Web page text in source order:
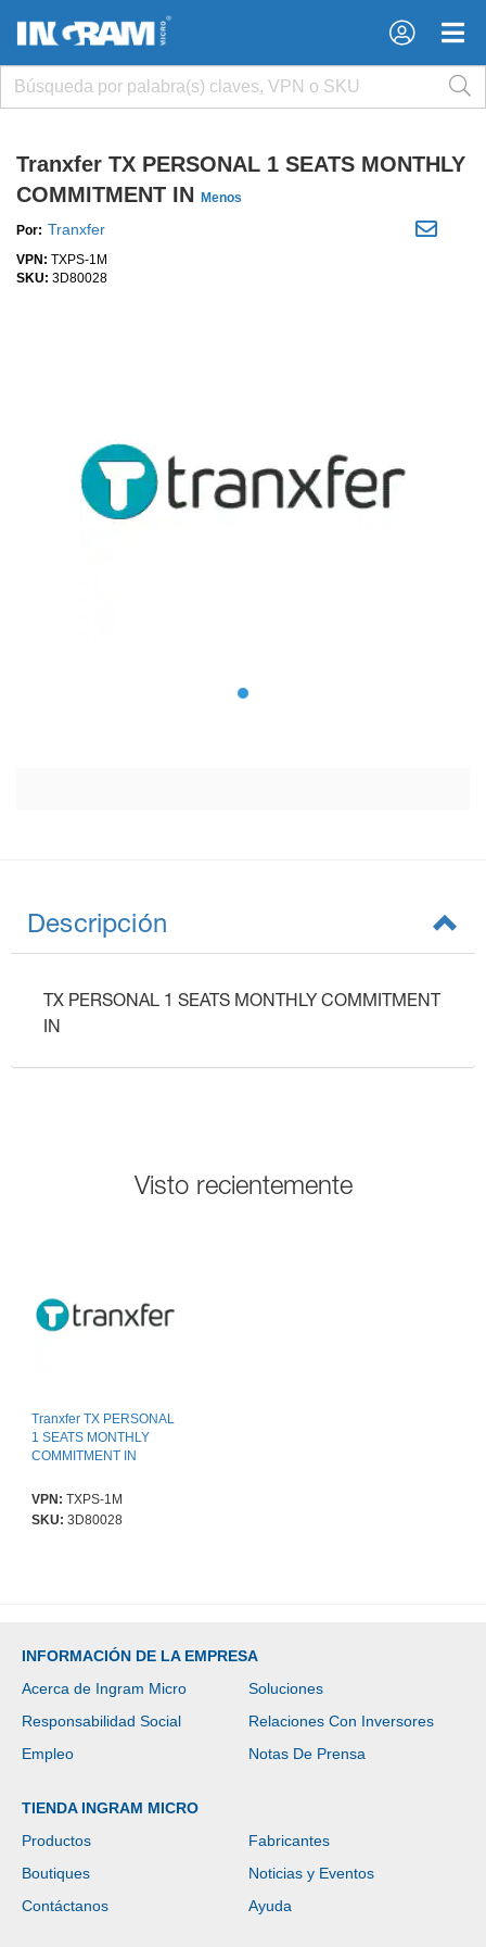
×
×
Tranxfer TX PERSONAL 1 SEATS MONTHLY
COMMITMENT IN
Menos
Por: Tranxfer
VPN: TXPS-1M
SKU: 3D80028
Descripción
TX PERSONAL 1 SEATS MONTHLY COMMITMENT
IN
Visto recientemente
Tranxfer TX PERSONAL
1 SEATS MONTHLY
COMMITMENT IN
VPN: TXPS-1M
SKU: 3D80028
INFORMACIÓN DE LA EMPRESA
Acerca de Ingram Micro
Soluciones
Responsabilidad Social
Relaciones Con Inversores
Empleo
Notas De Prensa
TIENDA INGRAM MICRO
Productos
Fabricantes
Boutiques
Noticias y Eventos
Contáctanos
Ayuda